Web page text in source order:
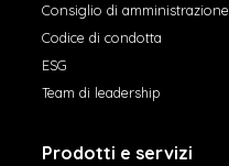
Consiglio di amministrazione
Codice di condotta
ESG
Team di leadership
Prodotti e servizi